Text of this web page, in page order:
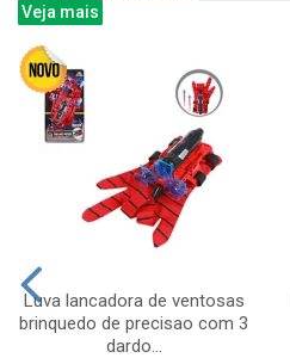
Veja mais
Luva lancadora de ventosas
brinquedo de precisao com 3
dardo...